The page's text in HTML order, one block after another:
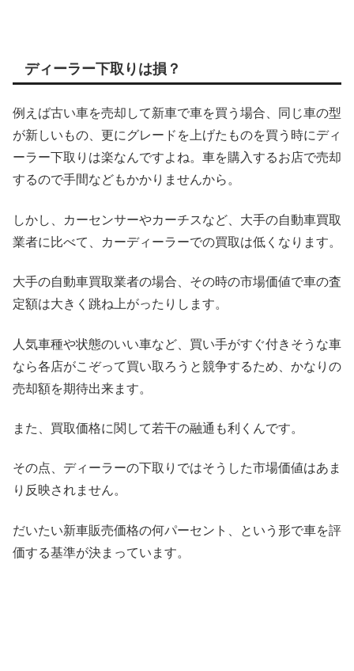
ディーラー下取りは損？
例えば古い車を売却して新車で車を買う場合、同じ車の型
が新しいもの、更にグレードを上げたものを買う時にディ
ーラー下取りは楽なんですよね。車を購入するお店で売却
するので手間などもかかりませんから。
しかし、カーセンサーやカーチスなど、大手の自動車買取
業者に比べて、カーディーラーでの買取は低くなります。
大手の自動車買取業者の場合、その時の市場価値で車の査
定額は大きく跳ね上がったりします。
人気車種や状態のいい車など、買い手がすぐ付きそうな車
なら各店がこぞって買い取ろうと競争するため、かなりの
売却額を期待出来ます。
また、買取価格に関して若干の融通も利くんです。
その点、ディーラーの下取りではそうした市場価値はあま
り反映されません。
だいたい新車販売価格の何パーセント、という形で車を評
価する基準が決まっています。